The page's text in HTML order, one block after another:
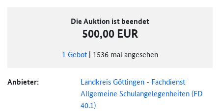
Die Auktion ist beendet
500,00 EUR
1 Gebot | 1536 mal angesehen
Anbieter:
Landkreis Göttingen - Fachdienst
Allgemeine Schulangelegenheiten (FD
40.1)